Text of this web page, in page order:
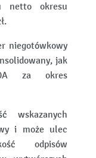
okresu
niegotówkowy
jak
za okres
wskazanych
i może ulec
odpisów